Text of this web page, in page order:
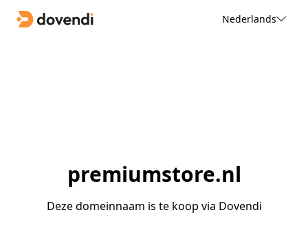
Nederlands
premiumstore.nl
Deze domeinnaam is te koop via Dovendi